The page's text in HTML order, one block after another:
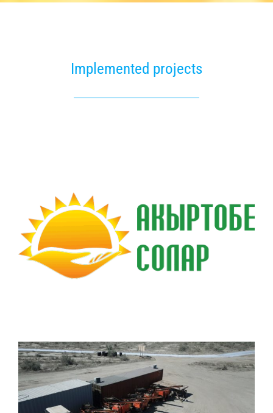
Implemented projects